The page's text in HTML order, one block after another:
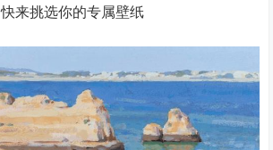
快来挑选你的专属壁纸